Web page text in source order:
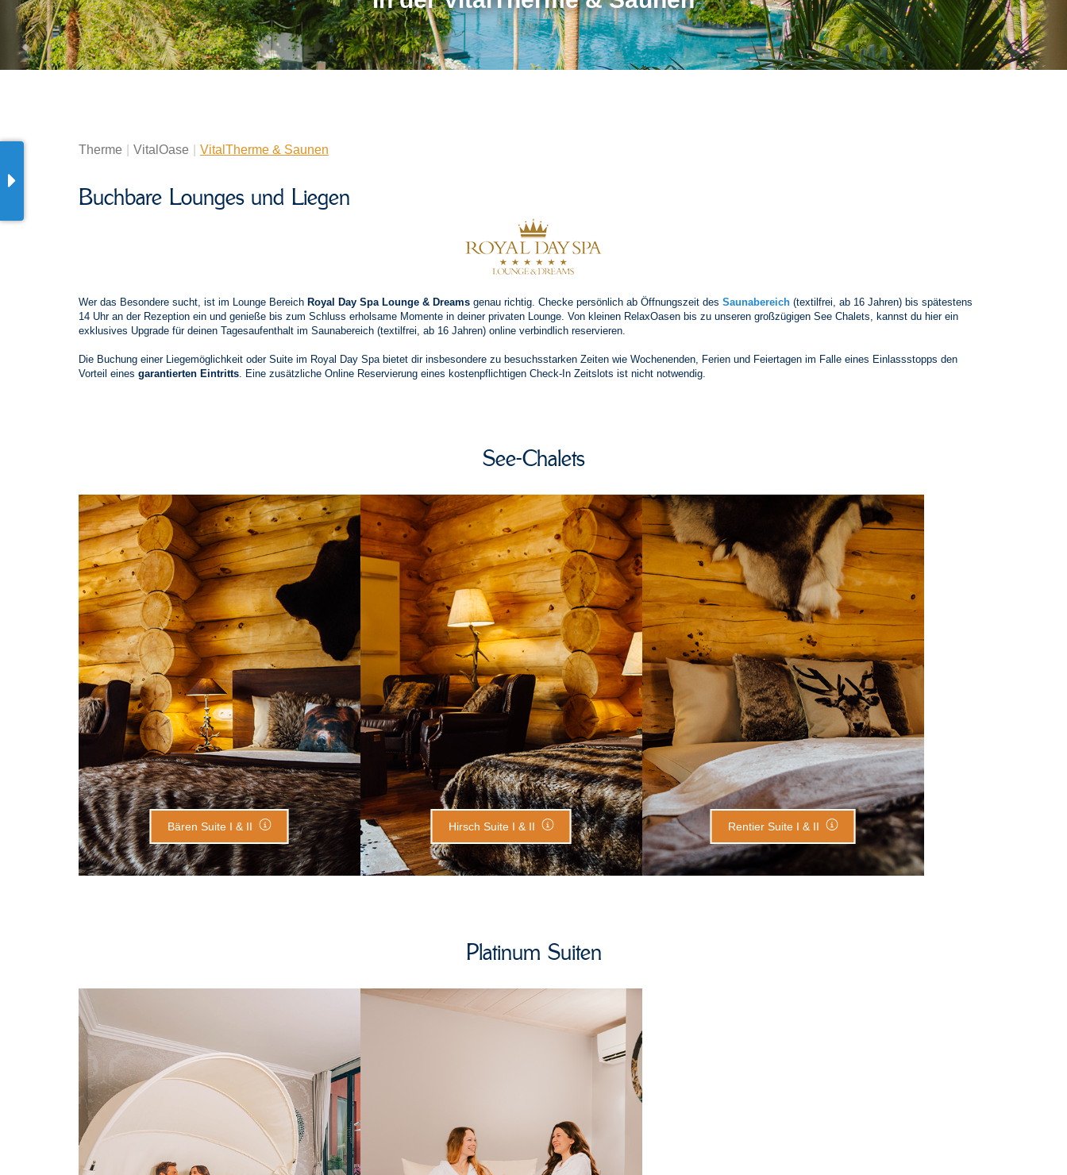
Therme VitalOase VitalTherme & Saunen
Buchbare Lounges und Liegen
Wer das Besondere sucht, ist im Lounge Bereich Royal Day Spa Lounge & Dreamsgenau richtig. Checke persönlich ab Öffnungszeit des Saunabereich(textilfrei, ab 16 Jahren) bis spätestens
14 Uhr an der Rezeption ein und genieße bis zum Schluss erholsame Momente in deiner privaten Lounge. Von kleinen RelaxOasen bis zu unseren großzügigen See Chalets, kannst du hier ein
exklusives Upgrade für deinen Tagesaufenthalt im Saunabereich (textilfrei, ab 16 Jahren) online verbindlich reservieren.
Die Buchung einer Liegemöglichkeit oder Suite im Royal Day Spa bietet dir insbesondere zu besuchsstarken Zeiten wie Wochenenden, Ferien und Feiertagen im Falle eines Einlassstopps den
Vorteil eines garantierten Eintritts. Eine zusätzliche Online Reservierung eines kostenpflichtigen Check-In Zeitslots ist nicht notwendig.
See-Chalets
Bären Suite I & II
Bären Suite I & II
Hirsch Suite I & II
Hirsch Suite I & II
Rentier Suite I & II
Rentier Suite I & II
Platinum Suiten
Sky Platinum Suite